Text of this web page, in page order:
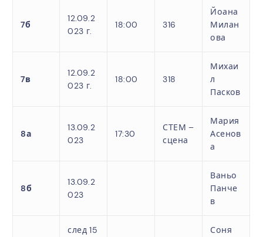
7б
12.09.2
023 г.
18:00 316
Йоана
Милан
ова
7в
12.09.2
023 г.
18:00 318
Михаи
л
Пасков
8а
13.09.2
023
17:30
СТЕМ –
сцена
Мария
Асенов
а
8б
13.09.2
023
Ваньо
Панче
в
след 15
Соня